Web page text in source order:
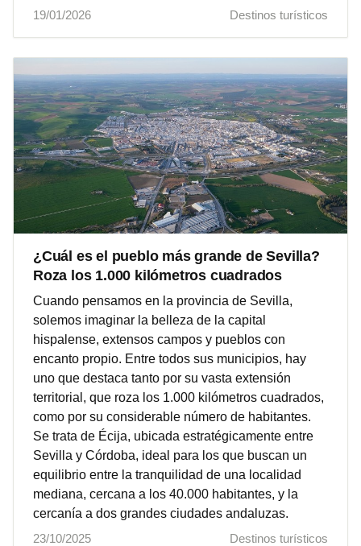
19/01/2026
Destinos turísticos
¿Cuál es el pueblo más grande de Sevilla?
Roza los 1.000 kilómetros cuadrados
Cuando pensamos en la provincia de Sevilla,
solemos imaginar la belleza de la capital
hispalense, extensos campos y pueblos con
encanto propio. Entre todos sus municipios, hay
uno que destaca tanto por su vasta extensión
territorial, que roza los 1.000 kilómetros cuadrados,
como por su considerable número de habitantes.
Se trata de Écija, ubicada estratégicamente entre
Sevilla y Córdoba, ideal para los que buscan un
equilibrio entre la tranquilidad de una localidad
mediana, cercana a los 40.000 habitantes, y la
cercanía a dos grandes ciudades andaluzas.
23/10/2025
Destinos turísticos